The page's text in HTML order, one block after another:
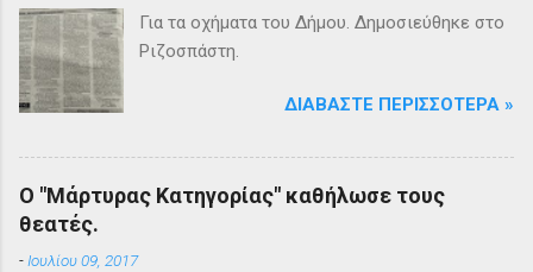
Για τα οχήματα του Δήμου. Δημοσιεύθηκε στο
Ριζοσπάστη.
ΔΙΑΒΆΣΤΕ ΠΕΡΙΣΣΌΤΕΡΑ »
Ο "Μάρτυρας Κατηγορίας" καθήλωσε τους
θεατές.
-Ιουλίου 09, 2017